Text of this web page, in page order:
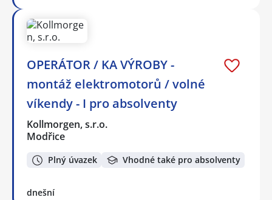
OPERÁTOR / KA VÝROBY -
montáž elektromotorů / volné
víkendy - I pro absolventy
Kollmorgen, s.r.o.
Modřice
Plný úvazek Vhodné také pro absolventy
dnešní